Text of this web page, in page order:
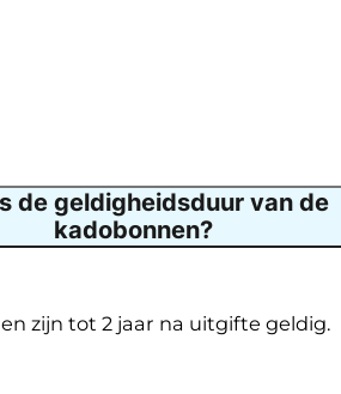
de geldigheidsduur van de
kadobonnen?
zijn tot 2 jaar na uitgifte geldig.